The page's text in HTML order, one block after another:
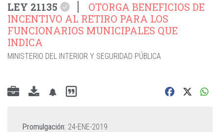
LEY 21135
OTORGA BENEFICIOS DE
INCENTIVO AL RETIRO PARA LOS
FUNCIONARIOS MUNICIPALES QUE
INDICA
MINISTERIO DEL INTERIOR Y SEGURIDAD PÚBLICA
Promulgación: 24-ENE-2019